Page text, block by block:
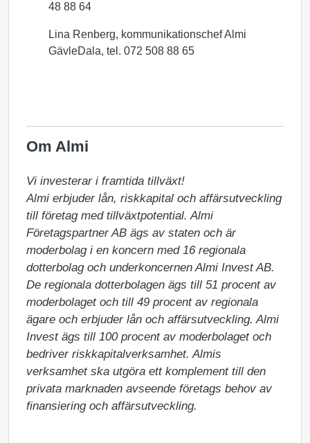
48 88 64
Lina Renberg, kommunikationschef Almi
GävleDala, tel. 072 508 88 65
Om Almi
Vi investerar i framtida tillväxt!
Almi erbjuder lån, riskkapital och affärsutveckling
till företag med tillväxtpotential. Almi
Företagspartner AB ägs av staten och är
moderbolag i en koncern med 16 regionala
dotterbolag och underkoncernen Almi Invest AB.
De regionala dotterbolagen ägs till 51 procent av
moderbolaget och till 49 procent av regionala
ägare och erbjuder lån och affärsutveckling. Almi
Invest ägs till 100 procent av moderbolaget och
bedriver riskkapitalverksamhet. Almis
verksamhet ska utgöra ett komplement till den
privata marknaden avseende företags behov av
finansiering och affärsutveckling.